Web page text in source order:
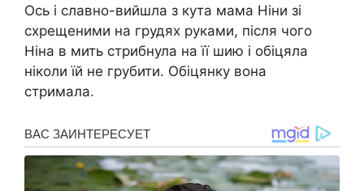
Ось і славно-вийшла з кута мама Ніни зі
схрещеними на грудях руками, після чого
Ніна в мить стрибнула на її шию і обіцяла
ніколи їй не грубити. Обіцянку вона
стримала.